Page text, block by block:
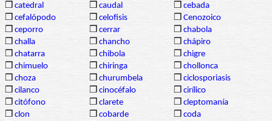
❒ catedral ❒ caudal ❒ cebada
❒ cefalópodo ❒ celofisis ❒ Cenozoico
❒ ceporro ❒ cerrar ❒ chabola
❒ challa ❒ chancho ❒ chápiro
❒ chatarra ❒ chibola ❒ chigre
❒ chimuelo ❒ chiringa ❒ chollonca
❒ choza ❒ churumbela ❒ ciclosporiasis
❒ cilanco ❒ cinocéfalo ❒ cirílico
❒ citófono ❒ clarete ❒ cleptomanía
❒ clon ❒ cobarde ❒ coda